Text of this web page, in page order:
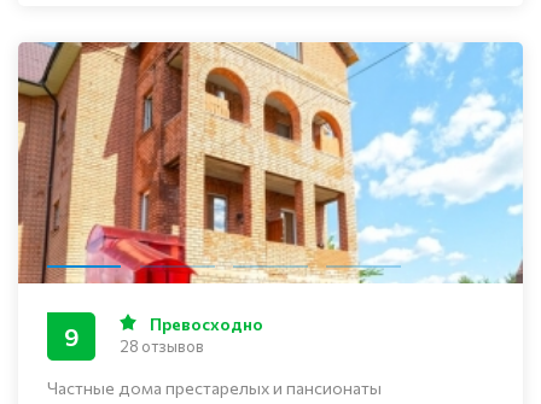
Частные дома престарелых и пансионаты
9 Превосходно
28 отзывов